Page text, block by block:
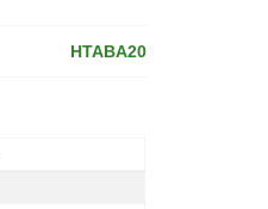
HTABA20